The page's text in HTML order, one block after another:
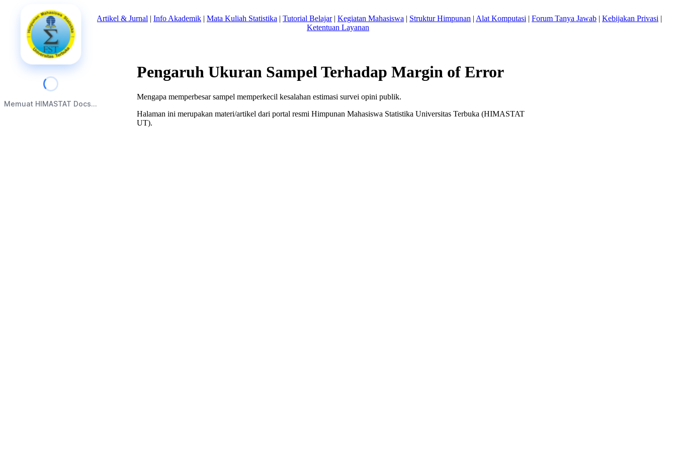
Memuat HIMASTAT Docs...
Beranda|Tentang Kami Artikel & Jurnal | Info Akademik | Mata Kuliah Statistika | Tutorial Belajar| Kegiatan Mahasiswa | Struktur Himpunan | Alat Komputasi | Forum Tanya Jawab | Kebijakan Privasi |
Ketentuan Layanan
Pengaruh Ukuran Sampel Terhadap Margin of Error
Mengapa memperbesar sampel memperkecil kesalahan estimasi survei opini publik.
Halaman ini merupakan materi/artikel dari portal resmi Himpunan Mahasiswa Statistika Universitas Terbuka (HIMASTAT
UT).